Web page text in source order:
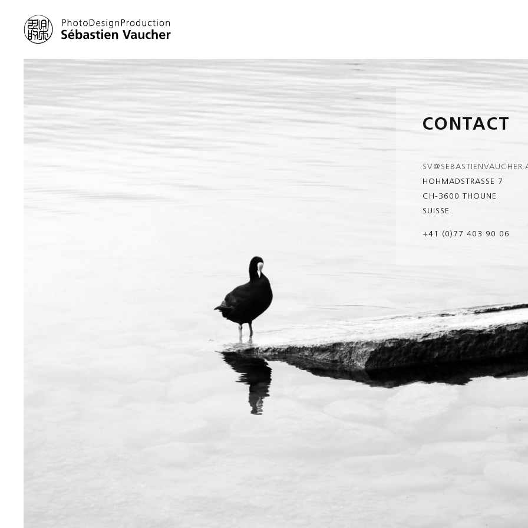
CONTACT
HOHMADSTRASSE 7
CH-3600 THOUNE
SUISSE
+41 (0)77 403 90 06